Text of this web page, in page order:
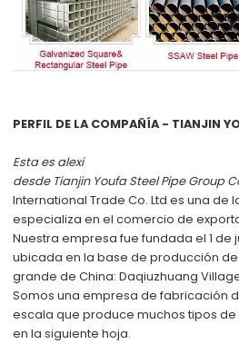
PERFIL DE LA COMPAÑÍA - TIANJIN
Esta es alexi
desde Tianjin Youfa Steel Pipe Group
International Trade Co. Ltd es una de
especializa en el comercio de
Nuestra empresa fue fundada el 1 de
ubicada en la base de producción
grande de China: Daqiuzhuang
Somos una empresa de fabricación
escala que produce muchos tipos
en la siguiente hoja.